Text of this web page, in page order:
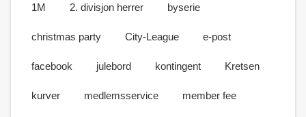
1M 2. divisjon herrer byserie
christmas party City-League e-post
facebook julebord kontingent Kretsen
kurver medlemsservice member fee